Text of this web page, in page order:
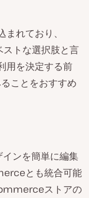
れており、
トな選択肢と言
用を決定する前
ことをおすすめ
ンを簡単に編集
とも統合可能
ストアの